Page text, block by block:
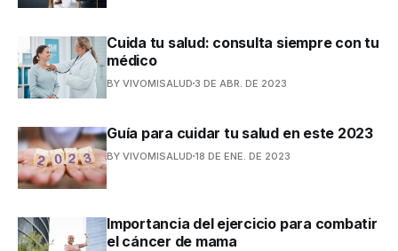
Cuida tu salud: consulta siempre con tu
médico
BY VIVOMISALUD 3 DE ABR. DE 2023
Guía para cuidar tu salud en este 2023
BY VIVOMISALUD 18 DE ENE. DE 2023
Importancia del ejercicio para combatir
el cáncer de mama